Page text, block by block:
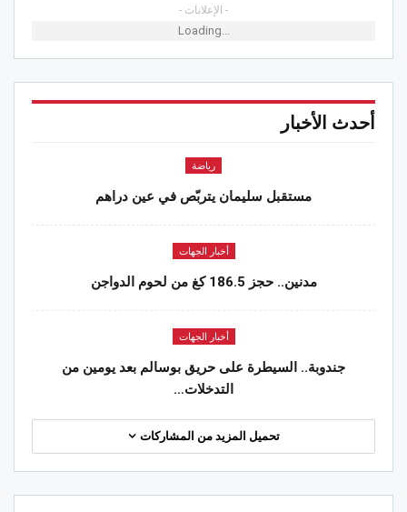
- الإعلانات -
Loading...
أحدث الأخبار
رياضة
مستقبل سليمان يتربّص في عين دراهم
أخبار الجهات
مدنين.. حجز 186.5 كغ من لحوم الدواجن
أخبار الجهات
جندوبة.. السيطرة على حريق بوسالم بعد يومين من
التدخلات…
تحميل المزيد من المشاركات